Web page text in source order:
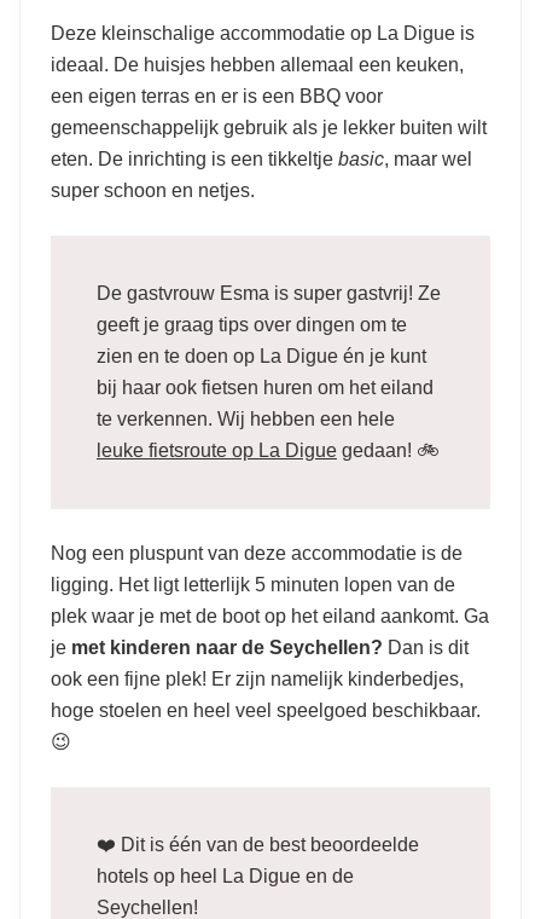
Deze kleinschalige accommodatie op La Digue is
ideaal. De huisjes hebben allemaal een keuken,
een eigen terras en er is een BBQ voor
gemeenschappelijk gebruik als je lekker buiten wilt
eten. De inrichting is een tikkeltje basic, maar wel
super schoon en netjes.
De gastvrouw Esma is super gastvrij! Ze
geeft je graag tips over dingen om te
zien en te doen op La Digue én je kunt
bij haar ook fietsen huren om het eiland
te verkennen. Wij hebben een hele
leuke fietsroute op La Digue gedaan! 🚲
Nog een pluspunt van deze accommodatie is de
ligging. Het ligt letterlijk 5 minuten lopen van de
plek waar je met de boot op het eiland aankomt. Ga
je met kinderen naar de Seychellen? Dan is dit
ook een fijne plek! Er zijn namelijk kinderbedjes,
hoge stoelen en heel veel speelgoed beschikbaar.
😉
❤️ Dit is één van de best beoordeelde
hotels op heel La Digue en de
Seychellen!